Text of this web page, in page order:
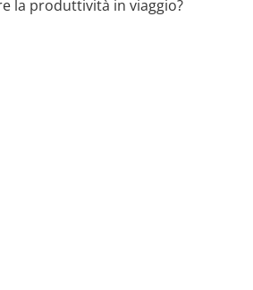
la produttività in viaggio?